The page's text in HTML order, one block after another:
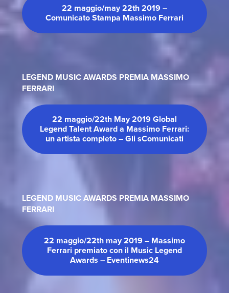
22 maggio/may 22th 2019 –
Comunicato Stampa Massimo Ferrari
LEGEND MUSIC AWARDS PREMIA MASSIMO
FERRARI
22 maggio/22th May 2019 Global
Legend Talent Award a Massimo Ferrari:
un artista completo – Gli sComunicati
LEGEND MUSIC AWARDS PREMIA MASSIMO
FERRARI
22 maggio/22th may 2019 – Massimo
Ferrari premiato con il Music Legend
Awards – Eventinews24